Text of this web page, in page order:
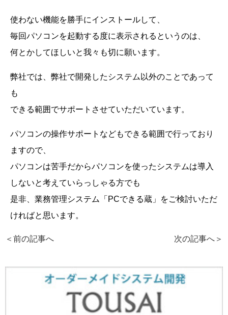
使わない機能を勝手にインストールして、
毎回パソコンを起動する度に表示されるというのは、
何とかしてほしいと我々も切に願います。
弊社では、弊社で開発したシステム以外のことであって
も
できる範囲でサポートさせていただいています。
パソコンの操作サポートなどもできる範囲で行っており
ますので、
パソコンは苦手だからパソコンを使ったシステムは導入
しないと考えていらっしゃる方でも
是非、業務管理システム「PCできる蔵」をご検討いただ
ければと思います。
＜前の記事へ 次の記事へ ＞